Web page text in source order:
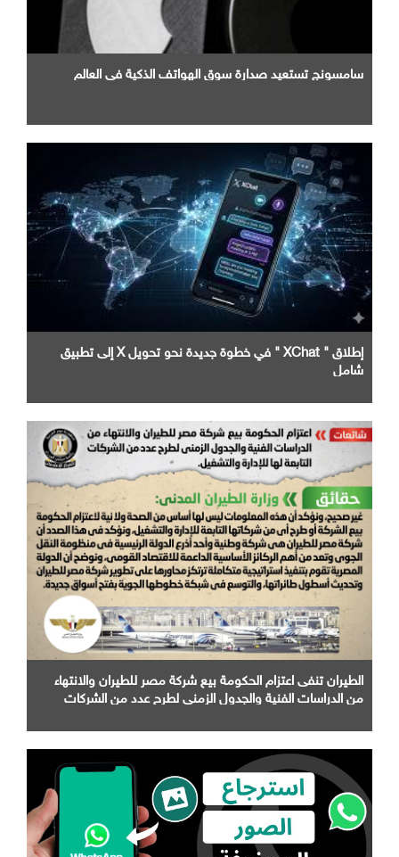
سامسونج تستعيد صدارة سوق الهواتف الذكية في العالم
إطلاق " XChat " في خطوة جديدة نحو تحويل X إلى تطبيق
شامل
الطيران تنفى اعتزام الحكومة بيع شركة مصر للطيران والانتهاء
من الدراسات الفنية والجدول الزمني لطرح عدد من الشركات